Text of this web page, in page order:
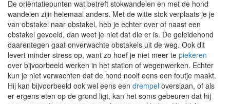
De oriëntatiepunten wat betreft stokwandelen en met de hond
wandelen zijn helemaal anders. Met de witte stok verplaats je je
van obstakel naar obstakel, heb je echter over of naast een
obstakel gevoeld, dan weet je niet dat die er is. De geleidehond
daarentegen gaat onverwachte obstakels uit de weg. Ook dit
levert minder stress op, want zo hoef je niet meer te piekeren
over bijvoorbeeld werken in het station of wegenwerken. Echter
kun je niet verwachten dat de hond nooit eens een foutje maakt.
Hij kan bijvoorbeeld ook wel eens een drempel overslaan, of als
er ergens eten op de grond ligt, kan het soms gebeuren dat hij